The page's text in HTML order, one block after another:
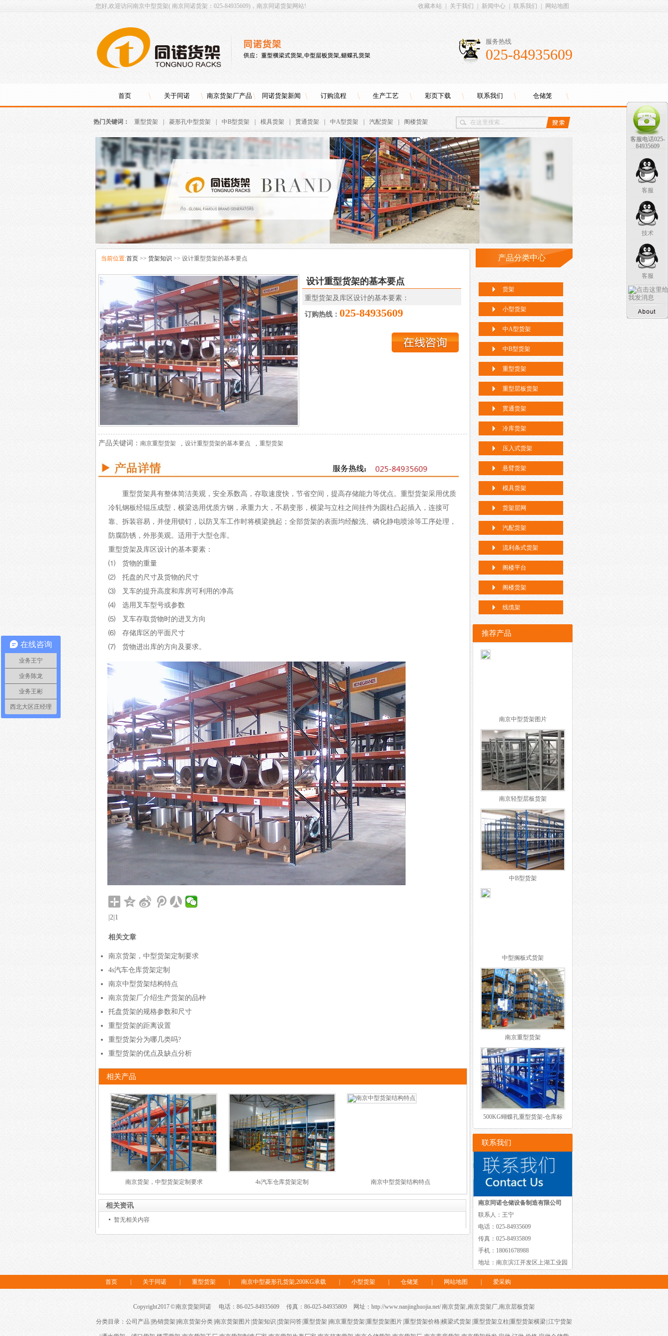
您好,欢迎访问南京中型货架( 南京同诺货架：025-84935609)，南京同诺货架网站! 收藏本站 关于我们 新闻中心 联系我们 网站地图
服务热线
025-84935609
首页 关于同诺 南京货架厂产品 同诺货架新闻 订购流程 生产工艺 彩页下载 联系我们 仓储笼
热门关键词： 重型货架 菱形孔中型货架 中B型货架 模具货架 贯通货架 中A型货架 汽配货架 阁楼货架
当前位置:首页 >> 货架知识 >> 设计重型货架的基本要点
设计重型货架的基本要点
重型货架及库区设计的基本要素：
订购热线： 025-84935609
产品关键词： 南京重型货架 , 设计重型货架的基本要点 , 重型货架
重型货架具有整体简洁美观，安全系数高，存取速度快，节省空间，提高存储能力等优点。重型货架采用优质
冷轧钢板经辊压成型，横梁选用优质方钢，承重力大，不易变形，横梁与立柱之间挂件为圆柱凸起插入，连接可
靠、拆装容易，并使用锁钉，以防叉车工作时将横梁挑起；全部货架的表面均经酸洗、磷化静电喷涂等工序处理，
防腐防锈，外形美观。适用于大型仓库。
重型货架及库区设计的基本要素：
⑴ 货物的重量
⑵ 托盘的尺寸及货物的尺寸
⑶ 叉车的提升高度和库房可利用的净高
⑷ 选用叉车型号或参数
⑸ 叉车存取货物时的进叉方向
⑹ 存储库区的平面尺寸
⑺ 货物进出库的方向及要求。
|2|1
相关文章
南京货架，中型货架定制要求
4s汽车仓库货架定制
南京中型货架结构特点
南京货架厂介绍生产货架的品种
托盘货架的规格参数和尺寸
重型货架的距离设置
重型货架分为哪几类吗?
重型货架的优点及缺点分析
相关产品
南京货架，中型货架定制要求 4s汽车仓库货架定制 南京中型货架结构特点
相关资讯
暂无相关内容
产品分类中心
货架
小型货架
中A型货架
中B型货架
重型货架
重型层板货架
贯通货架
冷库货架
压入式货架
悬臂货架
模具货架
货架层网
汽配货架
流利条式货架
阁楼平台
阁楼货架
线缆架
推荐产品
南京中型货架图片
南京轻型层板货架
中B型货架
中型搁板式货架
南京重型货架
500KG蝴蝶孔重型货架-仓库标
准重型货
联系我们
南京同诺仓储设备制造有限公司
联系人：王宁
电话：025-84935609
传真：025-84935809
手机：18061678988
地址：南京滨江开发区上湖工业园
客服电话025-
84935609
客服
技术
客服
首页 关于同诺 重型货架 南京中型菱形孔货架,200KG承载 小型货架 仓储笼 网站地图 爱采购
Copyright 2017 © 南京货架同诺 电话：86-025-84935609 传真：86-025-84935809 网址：http://www.nanjinghuojia.net/南京货架,南京货架厂,南京层板货架
分类目录：公司产品 热销货架 |南京货架分类 南京货架图片|货架知识 货架问答|重型货架 南京重型货架 |重型货架图片 重型货架价格|横梁式货架 重型货架立柱 重型货架横梁| 江宁货架
在线咨询
业务王宁
业务陈龙
业务王彬
西北大区庄经理